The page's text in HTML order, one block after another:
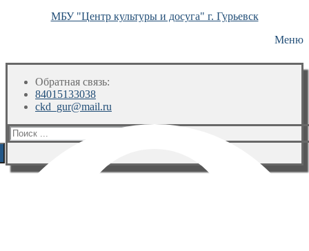
МБУ "Центр культуры и досуга" г. Гурьевск
Меню
Обратная связь:
84015133038
ckd_gur@mail.ru
Искать: